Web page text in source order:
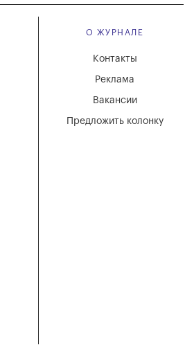
О ЖУРНАЛЕ
Вакансии
Реклама
Контакты
Предложить колонку